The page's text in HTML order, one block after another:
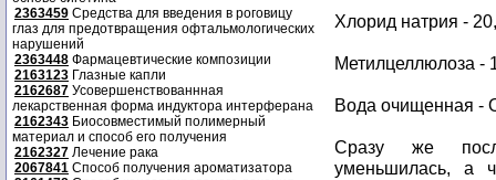
2363459 Средства для введения в роговицу
глаз для предотвращения офтальмологических
нарушений
2363448 Фармацевтические композиции
2163123 Глазные капли
2162687 Усовершенствованнная
лекарственная форма индуктора интерферана
2162343 Биосовместимый полимерный
материал и способ его получения
2162327 Лечение рака
2067841 Способ получения ароматизатора
Хлорид натрия -
Метилцеллюлоза -
Вода очищенная -
Сразу же
уменьшилась, а